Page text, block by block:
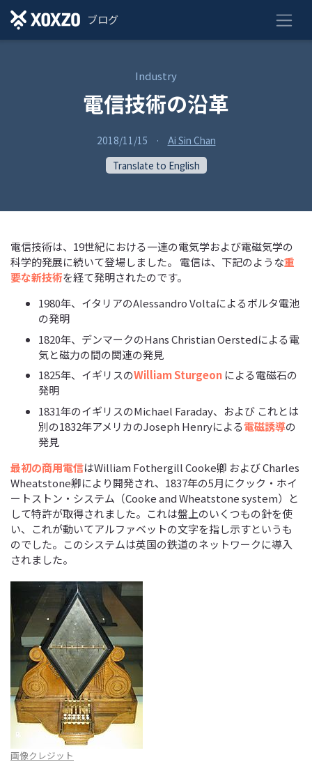
ブログ
Industry
電信技術の沿革
2018/11/15 ·
Ai Sin Chan
Translate to English
電信技術は、19世紀における一連の電気学および電磁気学の
科学的発展に続いて登場しました。 電信は、下記のような重
要な新技術を経て発明されたのです。
1980年、イタリアのAlessandro Voltaによるボルタ電池
の発明
1820年、デンマークのHans Christian Oerstedによる電
気と磁力の間の関連の発見
1825年、イギリスのWilliam Sturgeon による電磁石の
発明
1831年のイギリスのMichael Faraday、および これとは
別の1832年アメリカのJoseph Henryによる電磁誘導の
発見
最初の商用電信はWilliam Fothergill Cooke卿 および Charles
Wheatstone卿により開発され、1837年の5月にクック・ホイ
ートストン・システム（Cooke and Wheatstone system）と
して特許が取得されました。これは盤上のいくつもの針を使
い、これが動いてアルファベットの文字を指し示すというも
のでした。このシステムは英国の鉄道のネットワークに導入
されました。
画像クレジット